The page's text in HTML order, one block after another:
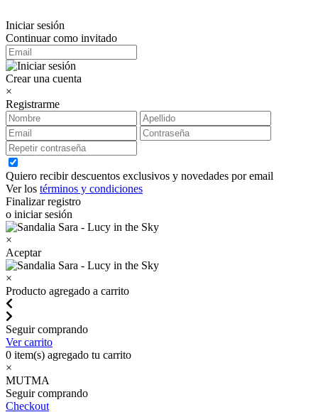
Iniciar sesión
Continuar como invitado
Crear una cuenta
×
Registrarme
Quiero recibir descuentos exclusivos y novedades por email
Ver los términos y condiciones
Finalizar registro
o iniciar sesión
×
Aceptar
×
Producto agregado a carrito
Seguir comprando
Ver carrito
0 item(s) agregado tu carrito
×
MUTMA
Seguir comprando
Checkout